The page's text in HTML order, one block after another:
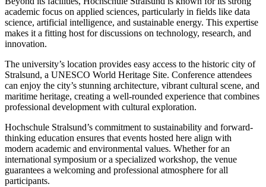
academic focus on applied sciences, particularly in fields like data
science, artificial intelligence, and sustainable energy. This expertise
makes it a fitting host for discussions on technology, research, and
innovation.
The university’s location provides easy access to the historic city of
Stralsund, a UNESCO World Heritage Site. Conference attendees
can enjoy the city’s stunning architecture, vibrant cultural scene, and
maritime heritage, creating a well-rounded experience that combines
professional development with cultural exploration.
Hochschule Stralsund’s commitment to sustainability and forward-
thinking education ensures that events hosted here align with
modern academic and environmental values. Whether for an
international symposium or a specialized workshop, the venue
guarantees a welcoming and professional atmosphere for all
participants.